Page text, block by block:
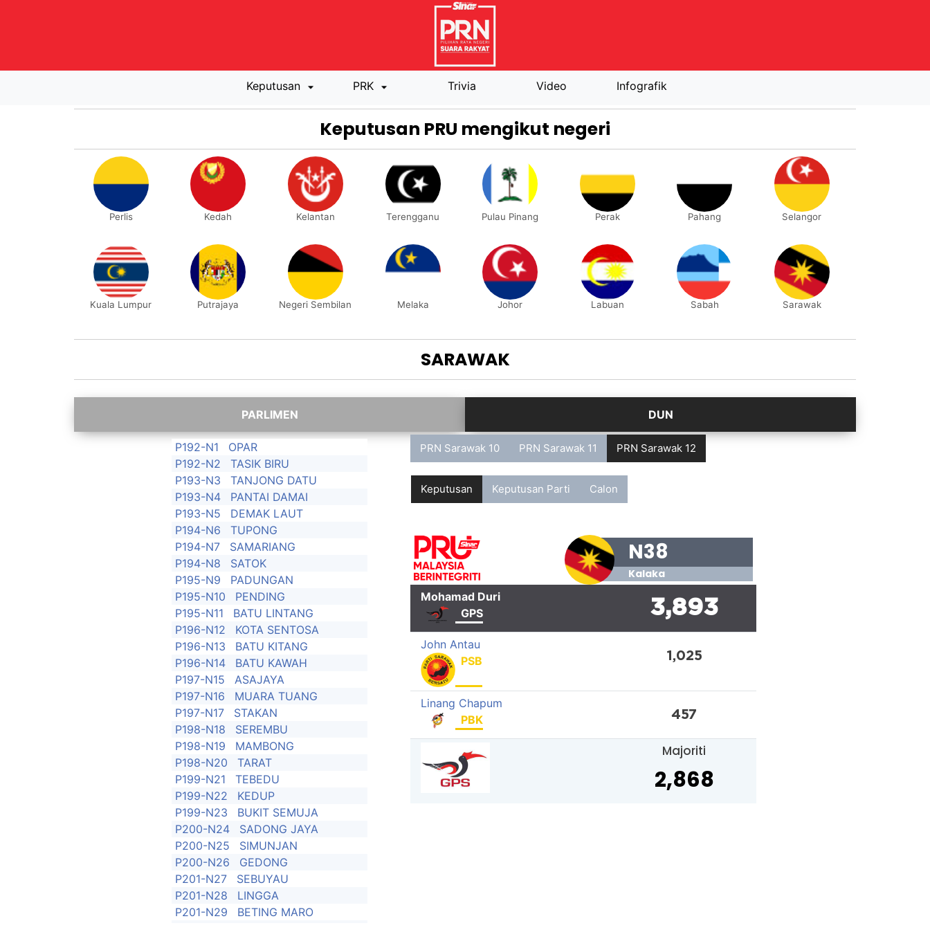
Keputusan PRK Trivia Video Infografik
Keputusan PRU mengikut negeri
Perlis Kedah Kelantan Terengganu Pulau Pinang Perak Pahang Selangor
Kuala Lumpur Putrajaya Negeri Sembilan Melaka Johor Labuan Sabah Sarawak
SARAWAK
P192-N1
OPAR
P192-N2
TASIK BIRU
P193-N3
TANJONG DATU
P193-N4
PANTAI DAMAI
P193-N5
DEMAK LAUT
P194-N6
TUPONG
P194-N7
SAMARIANG
P194-N8
SATOK
P195-N9
PADUNGAN
P195-N10
PENDING
P195-N11
BATU LINTANG
P196-N12
KOTA SENTOSA
P196-N13
BATU KITANG
P196-N14
BATU KAWAH
P197-N15
ASAJAYA
P197-N16
MUARA TUANG
P197-N17
STAKAN
P198-N18
SEREMBU
P198-N19
MAMBONG
P198-N20
TARAT
P199-N21
TEBEDU
P199-N22
KEDUP
P199-N23
BUKIT SEMUJA
P200-N24
SADONG JAYA
P200-N25
SIMUNJAN
P200-N26
GEDONG
P201-N27
SEBUYAU
P201-N28
LINGGA
P201-N29
BETING MARO
PRN Sarawak 10 PRN Sarawak 11 PRN Sarawak 12
Keputusan Keputusan Parti Calon
N38
Kalaka
Mohamad Duri
GPS
3,893
John Antau
PSB
1,025
Linang Chapum
PBK
457
Majoriti
2,868